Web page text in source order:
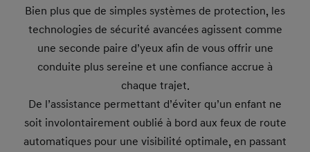
Bien plus que de simples systèmes de protection, les
technologies de sécurité avancées agissent comme
une seconde paire d’yeux afin de vous offrir une
conduite plus sereine et une confiance accrue à
chaque trajet.
De l’assistance permettant d’éviter qu’un enfant ne
soit involontairement oublié à bord aux feux de route
automatiques pour une visibilité optimale, en passant